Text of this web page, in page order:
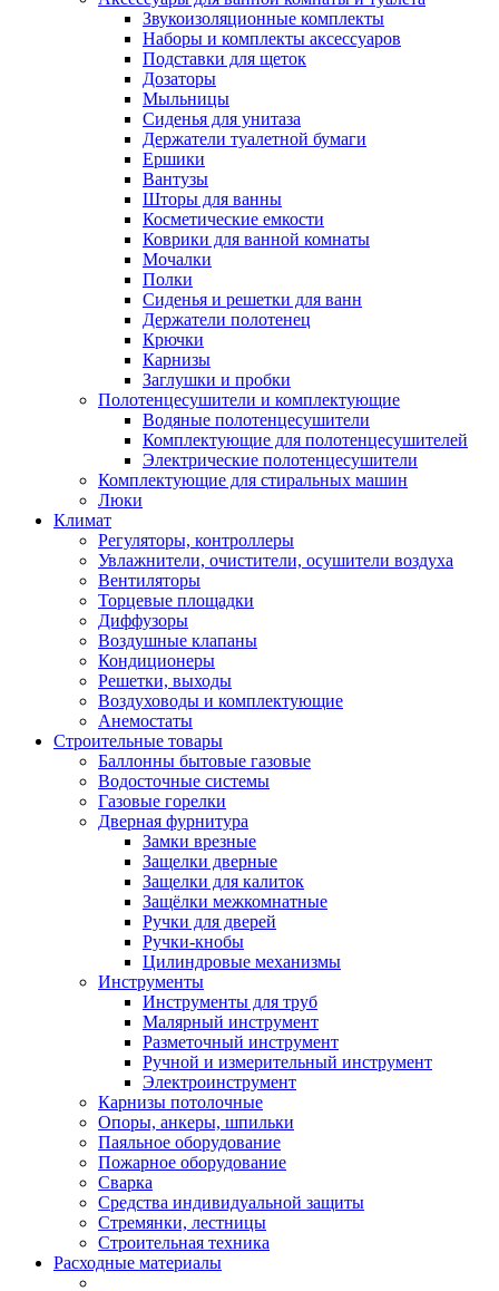
Звукоизоляционные комплекты
Наборы и комплекты аксессуаров
Подставки для щеток
Дозаторы
Мыльницы
Сиденья для унитаза
Держатели туалетной бумаги
Ершики
Вантузы
Шторы для ванны
Косметические емкости
Коврики для ванной комнаты
Мочалки
Полки
Сиденья и решетки для ванн
Держатели полотенец
Крючки
Карнизы
Заглушки и пробки
Полотенцесушители и комплектующие
Водяные полотенцесушители
Комплектующие для полотенцесушителей
Электрические полотенцесушители
Комплектующие для стиральных машин
Люки
Климат
Регуляторы, контроллеры
Увлажнители, очистители, осушители воздуха
Вентиляторы
Торцевые площадки
Диффузоры
Воздушные клапаны
Кондиционеры
Решетки, выходы
Воздуховоды и комплектующие
Анемостаты
Строительные товары
Баллонны бытовые газовые
Водосточные системы
Газовые горелки
Дверная фурнитура
Замки врезные
Защелки дверные
Защелки для калиток
Защёлки межкомнатные
Ручки для дверей
Ручки-кнобы
Цилиндровые механизмы
Инструменты
Инструменты для труб
Малярный инструмент
Разметочный инструмент
Ручной и измерительный инструмент
Электроинструмент
Карнизы потолочные
Опоры, анкеры, шпильки
Паяльное оборудование
Пожарное оборудование
Сварка
Средства индивидуальной защиты
Стремянки, лестницы
Строительная техника
Расходные материалы